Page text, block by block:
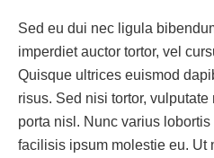
Sed eu dui nec ligula
imperdiet auctor tortor, vel
Quisque ultrices euismod
risus. Sed nisi tortor,
porta nisl. Nunc varius
facilisis ipsum molestie eu. Ut